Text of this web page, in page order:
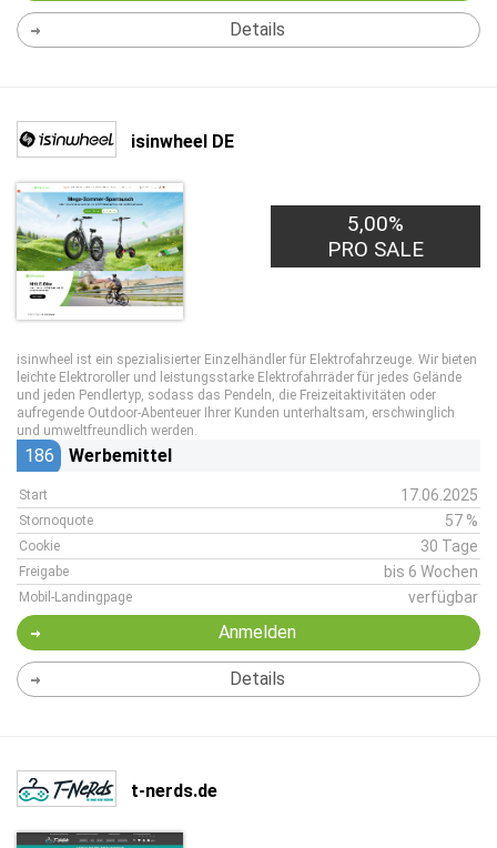
Details
isinwheel DE
5,00%
PRO SALE
isinwheel ist ein spezialisierter Einzelhändler für Elektrofahrzeuge. Wir bieten
leichte Elektroroller und leistungsstarke Elektrofahrräder für jedes Gelände
und jeden Pendlertyp, sodass das Pendeln, die Freizeitaktivitäten oder
aufregende Outdoor-Abenteuer Ihrer Kunden unterhaltsam, erschwinglich
und umweltfreundlich werden.
186 Werbemittel
Start 17.06.2025
Stornoquote 57 %
Cookie 30 Tage
Freigabe bis 6 Wochen
Mobil-Landingpage verfügbar
Anmelden
Details
t-nerds.de